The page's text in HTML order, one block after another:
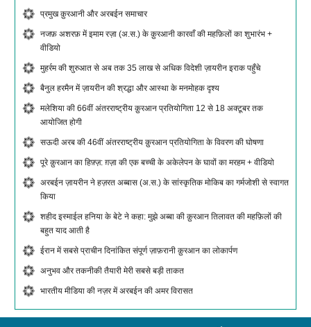
प्रमुख क़ुरआनी और अरबईन समाचार
नजफ़ अशरफ़ में इमाम रज़ा (अ.स.) के क़ुरआनी कारवाँ की महफ़िलों का शुभारंभ +
वीडियो
मुहर्रम की शुरुआत से अब तक 35 लाख से अधिक विदेशी ज़ायरीन इराक पहुँचे
बैनुल हरमैन में ज़ायरीन की श्रद्धा और आस्था के मनमोहक दृश्य
मलेशिया की 66वीं अंतरराष्ट्रीय क़ुरआन प्रतियोगिता 12 से 18 अक्टूबर तक
आयोजित होगी
सऊदी अरब की 46वीं अंतरराष्ट्रीय क़ुरआन प्रतियोगिता के विवरण की घोषणा
पूरे क़ुरआन का हिफ़्ज़: ग़ज़ा की एक बच्ची के अकेलेपन के घावों का मरहम + वीडियो
अरबईन ज़ायरीन ने हज़रत अब्बास (अ.स.) के सांस्कृतिक मोकिब का गर्मजोशी से स्वागत
किया
शहीद इस्माईल हनिया के बेटे ने कहा: मुझे अब्बा की क़ुरआन तिलावत की महफ़िलों की
बहुत याद आती है
ईरान में सबसे प्राचीन दिनांकित संपूर्ण ज़ाफ़रानी क़ुरआन का लोकार्पण
अनुभव और तकनीकी तैयारी मेरी सबसे बड़ी ताकत
भारतीय मीडिया की नज़र में अरबईन की अमर विरासत